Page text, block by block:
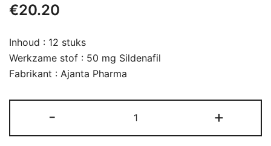
€20.20
Inhoud : 12 stuks
Werkzame stof : 50 mg Sildenafil
Fabrikant : Ajanta Pharma
-
50mg
aantal
+